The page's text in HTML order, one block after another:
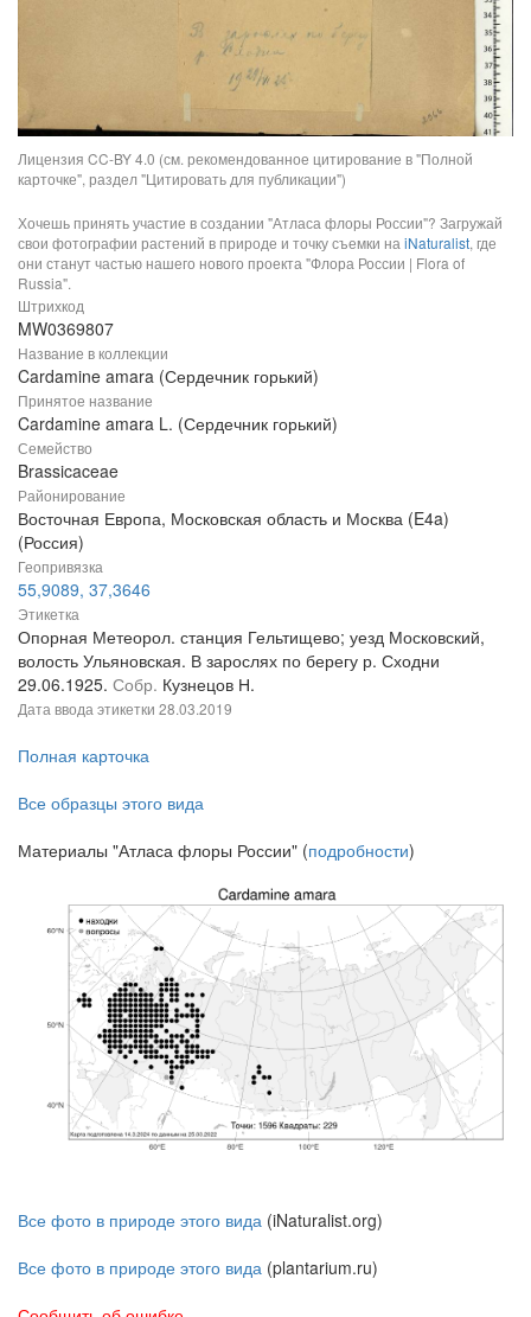
Лицензия CC-BY 4.0 (см. рекомендованное цитирование в "Полной
карточке", раздел "Цитировать для публикации")
Хочешь принять участие в создании "Атласа флоры России"? Загружай
свои фотографии растений в природе и точку съемки на iNaturalist, где
они станут частью нашего нового проекта "Флора России | Flora of
Russia".
Штрихкод
MW0369807
Название в коллекции
Cardamine amara (Сердечник горький)
Принятое название
Cardamine amara L. (Сердечник горький)
Семейство
Brassicaceae
Районирование
Восточная Европа, Московская область и Москва (E4a)
(Россия)
Геопривязка
55,9089, 37,3646
Этикетка
Опорная Метеорол. станция Гельтищево; уезд Московский,
волость Ульяновская. В зарослях по берегу р. Сходни
29.06.1925. Собр. Кузнецов Н.
Дата ввода этикетки 28.03.2019
Полная карточка
Все образцы этого вида
Материалы "Атласа флоры России" (подробности)
Все фото в природе этого вида (iNaturalist.org)
Все фото в природе этого вида (plantarium.ru)